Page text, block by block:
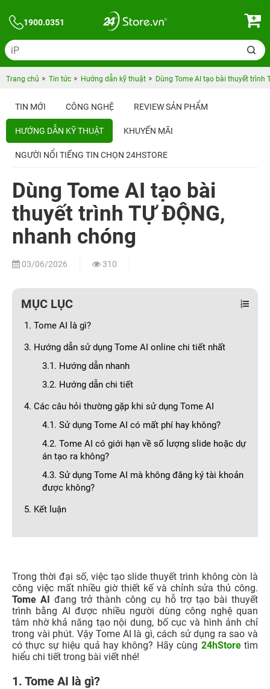
1900.0351
Trang chủ Tin tức Hướng dẫn kỹ thuật Dùng Tome AI tạo bài thuyết trình
TIN MỚI CÔNG NGHỆ REVIEW SẢN PHẨM
HƯỚNG DẪN KỸ THUẬT KHUYẾN MÃI
NGƯỜI NỔI TIẾNG TIN CHỌN 24HSTORE
Dùng Tome AI tạo bài
thuyết trình TỰ ĐỘNG,
nhanh chóng
03/06/2026 310
MỤC LỤC
1. Tome AI là gì?
3. Hướng dẫn sử dụng Tome AI online chi tiết nhất
3.1. Hướng dẫn nhanh
3.2. Hướng dẫn chi tiết
4. Các câu hỏi thường gặp khi sử dụng Tome AI
4.1. Sử dụng Tome AI có mất phí hay không?
4.2. Tome AI có giới hạn về số lượng slide hoặc dự
án tạo ra không?
4.3. Sử dụng Tome AI mà không đăng ký tài khoản
được không?
5. Kết luận
Trong thời đại số, việc tạo slide thuyết trình không còn là
công việc mất nhiều giờ thiết kế và chỉnh sửa thủ công.
Tome AI đang trở thành công cụ hỗ trợ tạo bài thuyết
trình bằng AI được nhiều người dùng công nghệ quan
tâm nhờ khả năng tạo nội dung, bố cục và hình ảnh chỉ
trong vài phút. Vậy Tome AI là gì, cách sử dụng ra sao và
có thực sự hiệu quả hay không? Hãy cùng 24hStoretìm
hiểu chi tiết trong bài viết nhé!
1. Tome AI là gì?